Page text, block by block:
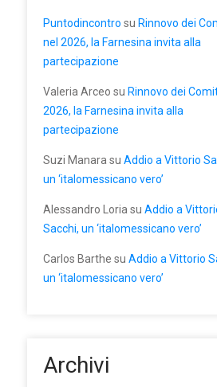
Puntodincontro su Rinnovo dei
nel 2026, la Farnesina invita alla
partecipazione
Valeria Arceo su Rinnovo dei
2026, la Farnesina invita alla
partecipazione
Suzi Manara su Addio a Vittorio
un ‘italomessicano vero’
Alessandro Loria su Addio a
Sacchi, un ‘italomessicano vero’
Carlos Barthe su Addio a Vittorio
un ‘italomessicano vero’
Archivi